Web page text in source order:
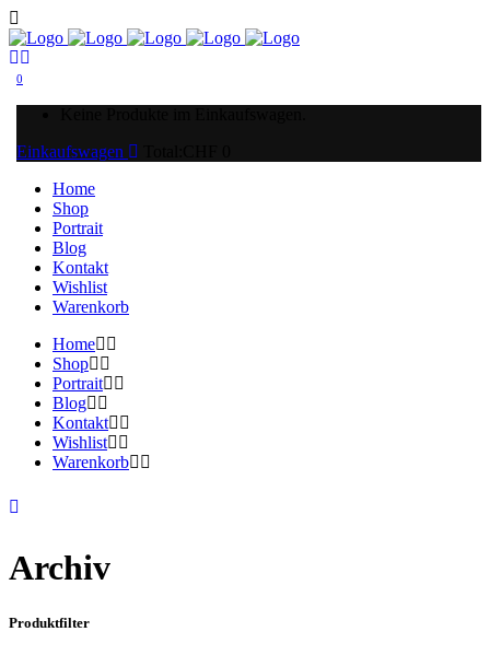
0
Einkaufswagen
Home
Shop
Portrait
Blog
Kontakt
Wishlist
Warenkorb
Home
Shop
Portrait
Blog
Kontakt
Wishlist
Warenkorb
Archiv
Produktfilter